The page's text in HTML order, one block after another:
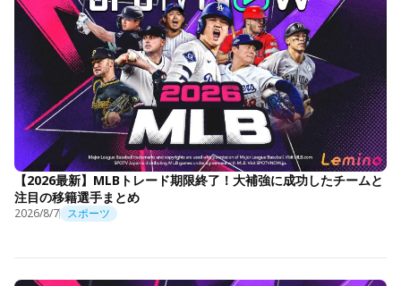
【2026最新】MLBトレード期限終了！大補強に成功したチームと
注目の移籍選手まとめ
2026/8/7 スポーツ